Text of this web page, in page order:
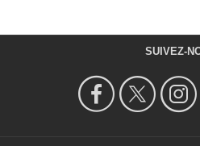
SUIVEZ-